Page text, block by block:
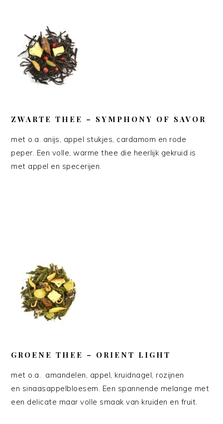
ZWARTE THEE – SYMPHONY OF SAVOR
met o.a. anijs, appel stukjes, cardamom en rode
peper. Een volle, warme thee die heerlijk gekruid is
met appel en specerijen.
GROENE THEE – ORIENT LIGHT
met o.a. amandelen, appel, kruidnagel, rozijnen
en sinaasappelbloesem. Een spannende melange met
een delicate maar volle smaak van kruiden en fruit.